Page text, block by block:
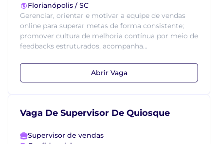
Florianópolis / SC
Gerenciar, orientar e motivar a equipe de vendas
online para superar metas de forma consistente;
promover cultura de melhoria contínua por meio de
feedbacks estruturados, acompanha...
Abrir Vaga
Vaga De Supervisor De Quiosque
Supervisor de vendas